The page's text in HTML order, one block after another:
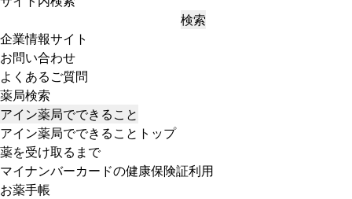
検索
企業情報サイト
お問い合わせ
よくあるご質問
薬局検索
アイン薬局でできること
アイン薬局でできることトップ
薬を受け取るまで
マイナンバーカードの健康保険証利用
お薬手帳